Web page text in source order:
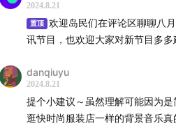
2024.8.21
置顶
欢迎岛民们在评论区聊聊八
讯节目，也欢迎大家对新节目多
danqiuyu
2024.8.21
提个小建议～虽然理解可能因为
逛快时尚服装店一样的背景音乐